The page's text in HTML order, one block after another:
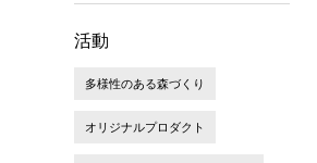
活動
多様性のある森づくり
オリジナルプロダクト